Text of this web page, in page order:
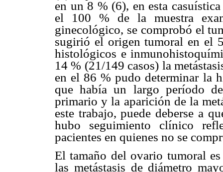
en un 8 % (6), en esta
el 100 % de la muestra
ginecológico, se comprobó el
sugirió el origen tumoral en el
histológicos e
14 % (21/149 casos) la
en el 86 % pudo determinar la
que había un largo período
primario y la aparición de la
este trabajo, puede deberse a
hubo seguimiento clínico
pacientes en quienes no se
El tamaño del ovario tumoral
las metástasis de diámetro